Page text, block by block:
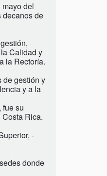
del
decanos de
Calidad y
la Rectoría.
de gestión y
y a la
su
Rica.
-
donde